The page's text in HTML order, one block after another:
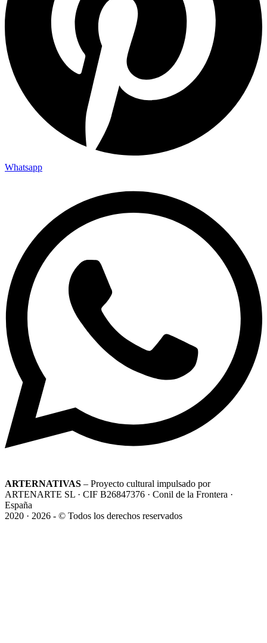
Whatsapp
ARTERNATIVAS – Proyecto cultural impulsado por
ARTENARTE SL · CIF B26847376 · Conil de la Frontera ·
España
2020 · 2026 - © Todos los derechos reservados